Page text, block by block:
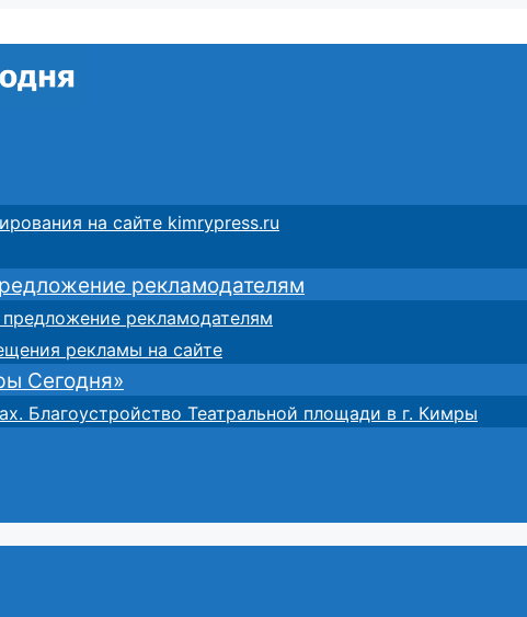
на сайте kimrypress.ru
рекламодателям
предложение рекламодателям
рекламы на сайте
Сегодня»
Благоустройство Театральной площади в г. Кимры